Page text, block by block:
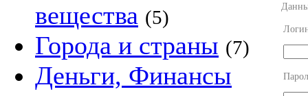
вещества (5)
Города и страны (7)
Деньги, Финансы